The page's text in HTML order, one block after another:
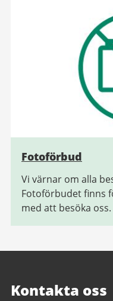
Fotoförbud
Vi värnar om alla
Fotoförbudet finns
med att besöka oss.
Kontakta oss